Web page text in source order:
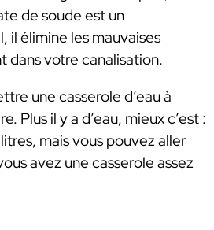
de soude est un
il élimine les mauvaises
dans votre canalisation.
une casserole d’eau à
Plus il y a d’eau, mieux c’est :
mais vous pouvez aller
avez une casserole assez